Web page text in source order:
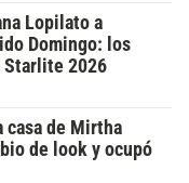
Lopilato a
Domingo: los
Starlite 2026
casa de Mirtha
de look y ocupó